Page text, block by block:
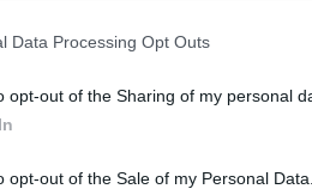
Data Processing Opt Outs
opt-out of the Sharing of my personal
opt-out of the Sale of my Personal Data.
Fot. Pixabay